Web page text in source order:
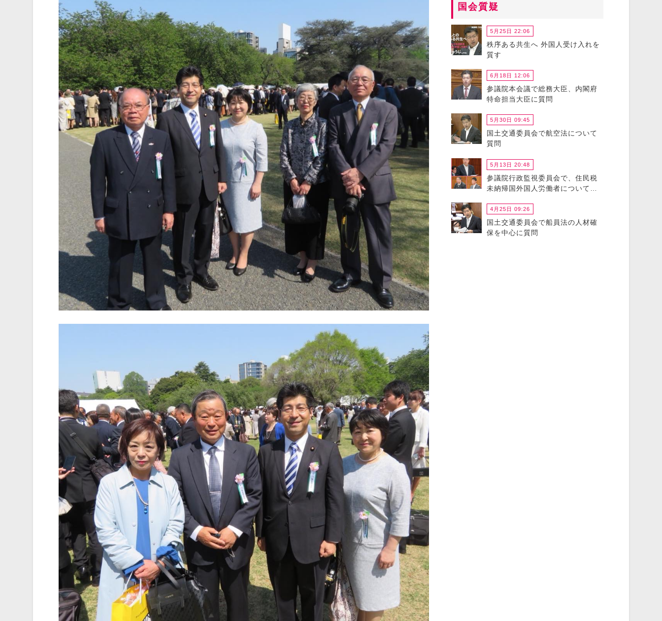
国会質疑
5月25日 22:06
秩序ある共生へ 外国人受け入れを
質す
6月18日 12:06
参議院本会議で総務大臣、内閣府
特命担当大臣に質問
5月30日 09:45
国土交通委員会で航空法について
質問
5月13日 20:48
参議院行政監視委員会で、住民税
未納帰国外国人労働者について政
4月25日 09:26
国土交通委員会で船員法の人材確
保を中心に質問